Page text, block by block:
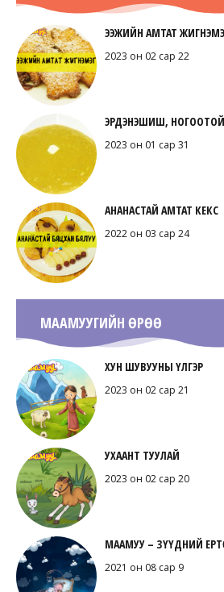
ЭЭЖИЙН АМТАТ
2023 он 02 сар 22
ЭРДЭНЭШИШ, НОГООТОЙ
2023 он 01 сар 31
АНАНАСТАЙ АМТАТ КЕКС
2022 он 03 сар 24
МААМУУГИЙН ӨРӨӨ
ХУН ШУВУУНЫ ҮЛГЭР
2023 он 02 сар 21
УХААНТ ТУУЛАЙ
2023 он 02 сар 20
МААМУУ – ЗҮҮДНИЙ
2021 он 08 сар 9